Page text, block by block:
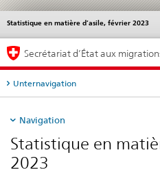
Statistique en matière d’asile, février 2023
Service
Navigation
Secrétariat d’État aux
Unternavigation
Navigation
Statistique en
2023